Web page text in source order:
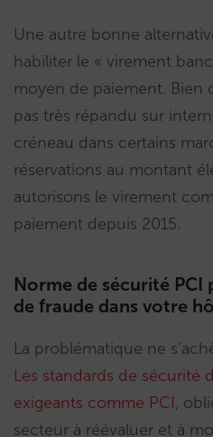
Une autre bonne
habiliter le « virement
moyen de paiement. Bien
pas très répandu sur
créneau dans certains
réservations au montant
autorisons le virement
paiement depuis 2015.
Norme de sécurité PCI
de fraude dans votre
La problématique ne
Les standards de sécurité
exigeants comme PCI,
secteur à réévaluer et à